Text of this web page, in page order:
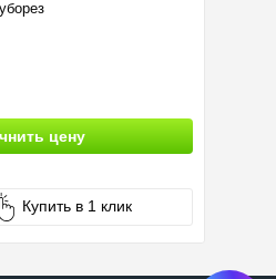
цену
Купить в 1 клик